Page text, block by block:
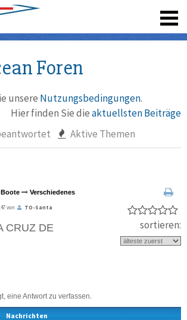
Foren
unsere Nutzungsbedingungen.
Hier finden Sie dieaktuellsten Beiträge
Aktive Themen
Verschiedenes
von TO-Santa
CRUZ DE
sortieren:
eine Antwort zu verfassen.
Nachrichten